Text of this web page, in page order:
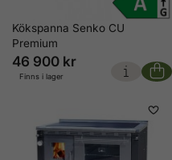
Kökspanna Senko CU
Premium
46 900 kr
Finns i lager